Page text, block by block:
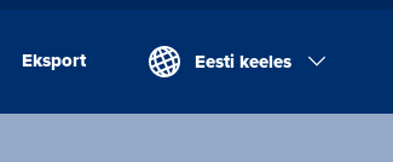
Eksport Eesti keeles
Eksport